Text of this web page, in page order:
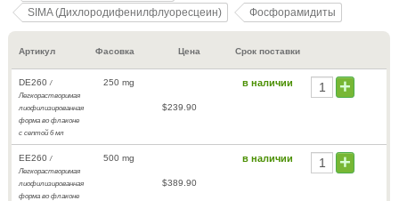
SIMA (Дихлородифенилфлуоресцеин)
Фосфорамидиты
Артикул Фасовка Цена Срок поставки
DE260 /
Легкорастворимая
лиофилизированная
форма во флаконе
с септой 6 мл
250 mg
$239.90
в наличии
EE260 /
Легкорастворимая
лиофилизированная
форма во флаконе
500 mg
$389.90
в наличии